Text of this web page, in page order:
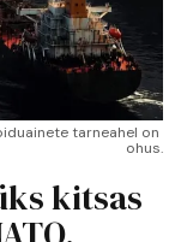
tarneahel on
ohus.
kitsas